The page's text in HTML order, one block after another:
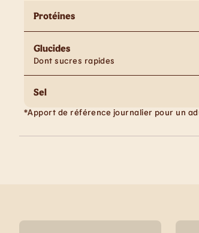
Protéines
Glucides
Dont sucres rapides
Sel
*Apport de référence journalier pour un